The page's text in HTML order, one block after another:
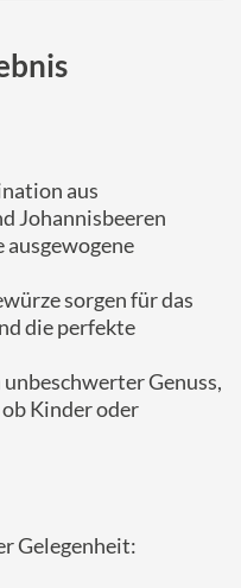
aus
Johannisbeeren
ausgewogene
sorgen für das
die perfekte
unbeschwerter Genuss,
Kinder oder
Gelegenheit: